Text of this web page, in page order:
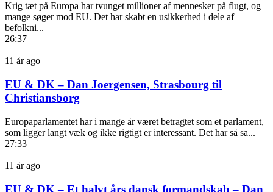
Krig tæt på Europa har tvunget millioner af mennesker på flugt, og
mange søger mod EU. Det har skabt en usikkerhed i dele af
befolkni...
26:37
11 år ago
EU & DK – Dan Joergensen, Strasbourg til
Christiansborg
Europaparlamentet har i mange år været betragtet som et parlament,
som ligger langt væk og ikke rigtigt er interessant. Det har så sa...
27:33
11 år ago
EU & DK – Et halvt års dansk formandskab – Dan